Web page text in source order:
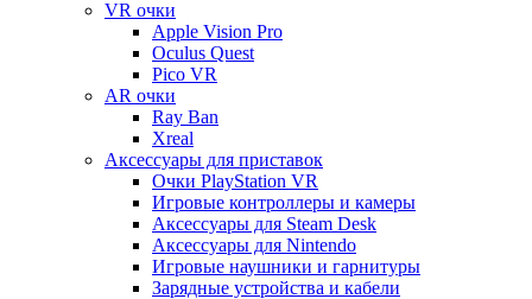
VR очки
Apple Vision Pro
Oculus Quest
Pico VR
AR очки
Ray Ban
Xreal
Аксессуары для приставок
Очки PlayStation VR
Игровые контроллеры и камеры
Аксессуары для Steam Desk
Аксессуары для Nintendo
Игровые наушники и гарнитуры
Зарядные устройства и кабели